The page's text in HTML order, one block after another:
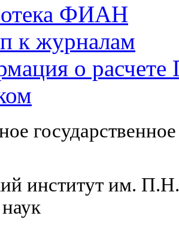
ФИАН
к журналам
о
институт им.